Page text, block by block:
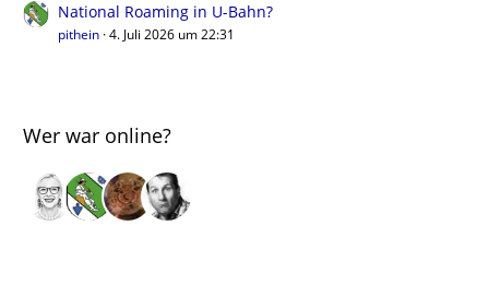
National Roaming in U-Bahn?
pithein 4. Juli 2026 um 22:31
Wer war online?